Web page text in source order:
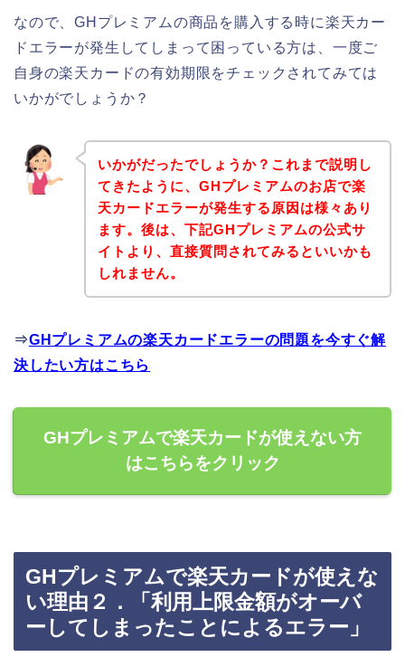
なので、GHプレミアムの商品を購入する時に楽天カー
ドエラーが発生してしまって困っている方は、一度ご
自身の楽天カードの有効期限をチェックされてみては
いかがでしょうか？
いかがだったでしょうか？これまで説明し
てきたように、GHプレミアムのお店で楽
天カードエラーが発生する原因は様々あり
ます。後は、下記GHプレミアムの公式サ
イトより、直接質問されてみるといいかも
しれません。
⇒GHプレミアムの楽天カードエラーの問題を今すぐ解
決したい方はこちら
GHプレミアムで楽天カードが使えない方
はこちらをクリック
GHプレミアムで楽天カードが使えな
い理由２．「利用上限金額がオーバ
ーしてしまったことによるエラー」